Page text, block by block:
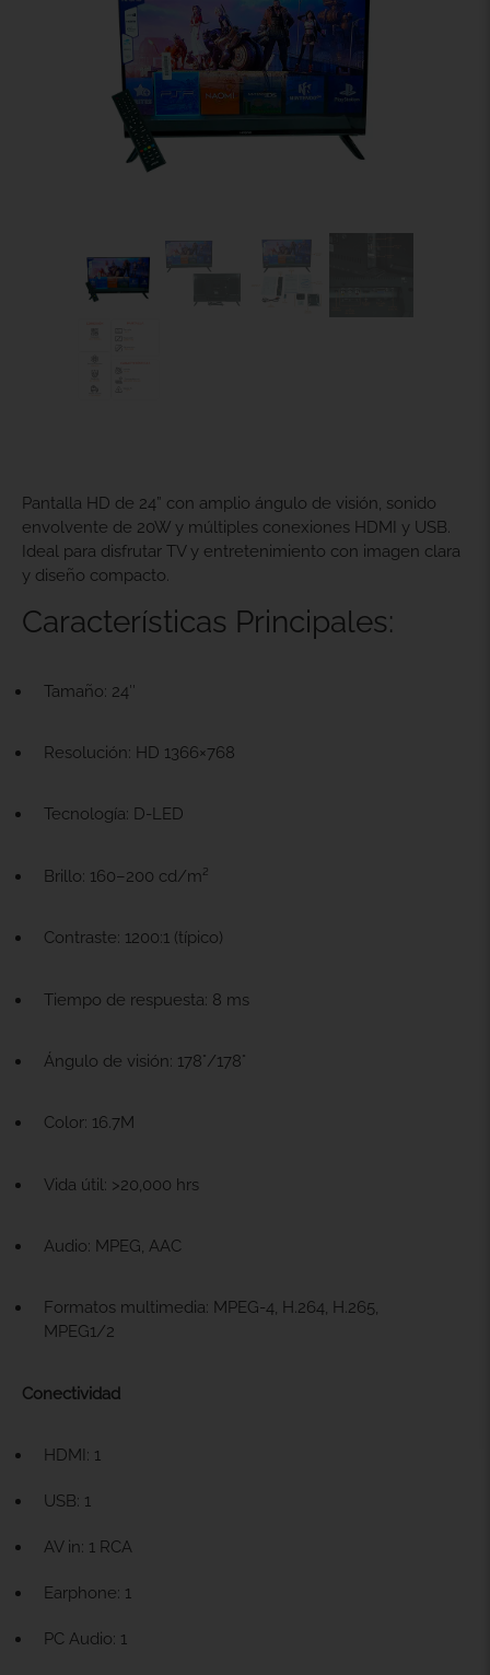
Pantalla HD de 24” con amplio ángulo de visión, sonido
envolvente de 20W y múltiples conexiones HDMI y USB.
Ideal para disfrutar TV y entretenimiento con imagen clara
y diseño compacto.
Características Principales:
Tamaño: 24″
Resolución: HD 1366×768
Tecnología: D-LED
Brillo: 160–200 cd/m²
Contraste: 1200:1 (típico)
Tiempo de respuesta: 8 ms
Ángulo de visión: 178°/178°
Color: 16.7M
Vida útil: >20,000 hrs
Audio: MPEG, AAC
Formatos multimedia: MPEG-4, H.264, H.265,
MPEG1/2
Conectividad
HDMI: 1
USB: 1
AV in: 1 RCA
Earphone: 1
PC Audio: 1